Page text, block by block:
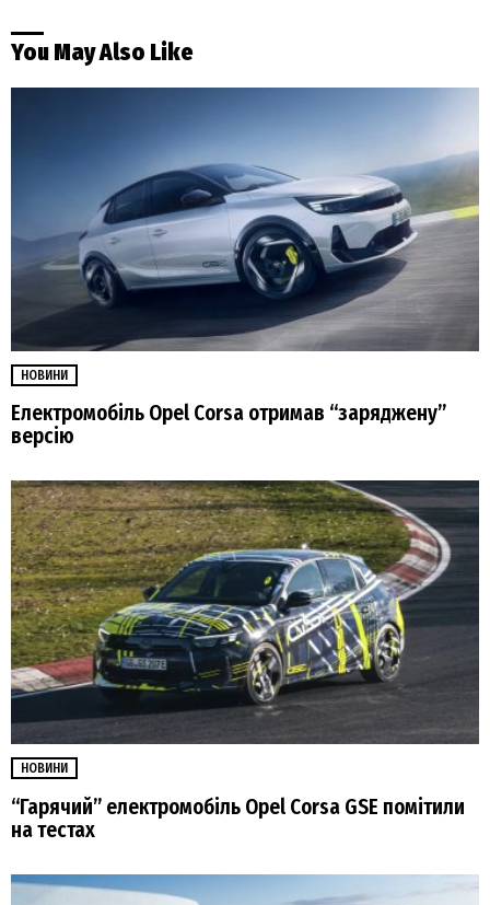
You May Also Like
НОВИНИ
Електромобіль Opel Corsa отримав “заряджену”
версію
НОВИНИ
“Гарячий” електромобіль Opel Corsa GSE помітили
на тестах